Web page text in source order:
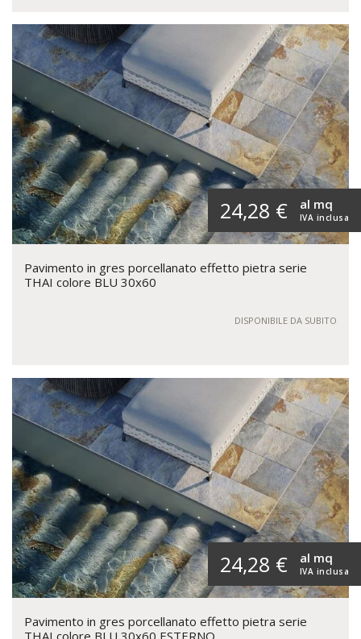
24,28 € IVA inclusa
al mq
Pavimento in gres porcellanato effetto pietra serie
THAI colore BLU 30x60
DISPONIBILE DA SUBITO
24,28 € IVA inclusa
al mq
Pavimento in gres porcellanato effetto pietra serie